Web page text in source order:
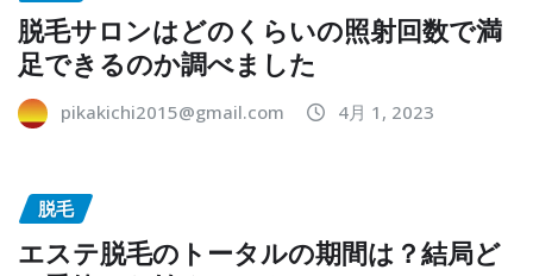
脱毛サロンはどのくらいの照射回数で満
足できるのか調べました
pikakichi2015@gmail.com 4月 1, 2023
脱毛
エステ脱毛のトータルの期間は？結局ど